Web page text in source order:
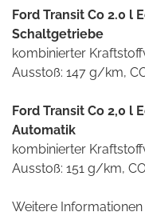
Ford Transit Co 2.0 l
Schaltgetriebe
kombinierter
Ausstoß: 147 g/km,
Ford Transit Co 2,0 l
Automatik
kombinierter
Ausstoß: 151 g/km,
Weitere